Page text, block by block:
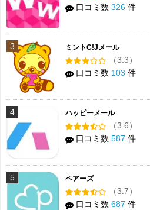
口コミ数 326 件
3 ミントC!Jメール
（3.3）
口コミ数 103 件
4 ハッピーメール
（3.6）
口コミ数 587 件
5 ペアーズ
（3.7）
口コミ数 687 件